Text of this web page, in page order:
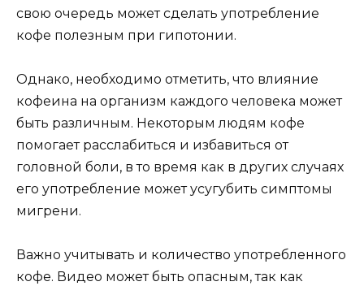
свою очередь может сделать употребление
кофе полезным при гипотонии.
Однако, необходимо отметить, что влияние
кофеина на организм каждого человека может
быть различным. Некоторым людям кофе
помогает расслабиться и избавиться от
головной боли, в то время как в других случаях
его употребление может усугубить симптомы
мигрени.
Важно учитывать и количество употребленного
кофе. Видео может быть опасным, так как